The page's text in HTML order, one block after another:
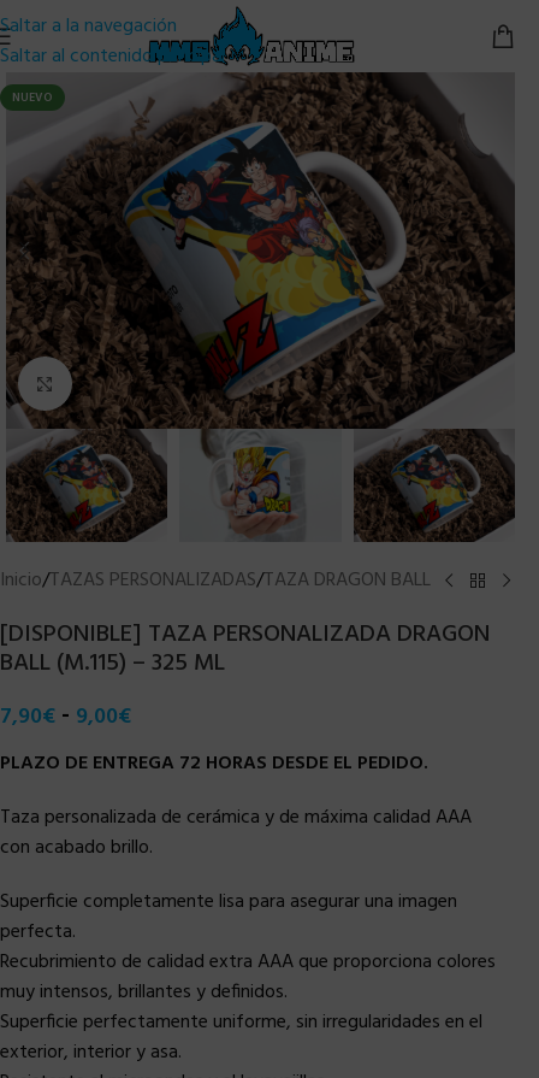
Saltar a la navegación
Saltar al contenido principal
NUEVO
Clic para ampliar
Inicio/TAZAS PERSONALIZADAS/TAZA DRAGON BALL
[DISPONIBLE] TAZA PERSONALIZADA DRAGON
BALL (M.115) – 325 ML
7,90€ - 9,00€
PLAZO DE ENTREGA 72 HORAS DESDE EL PEDIDO.
Taza personalizada de cerámica y de máxima calidad AAA
con acabado brillo.
Superficie completamente lisa para asegurar una imagen
perfecta.
Recubrimiento de calidad extra AAA que proporciona colores
muy intensos, brillantes y definidos.
Superficie perfectamente uniforme, sin irregularidades en el
exterior, interior y asa.